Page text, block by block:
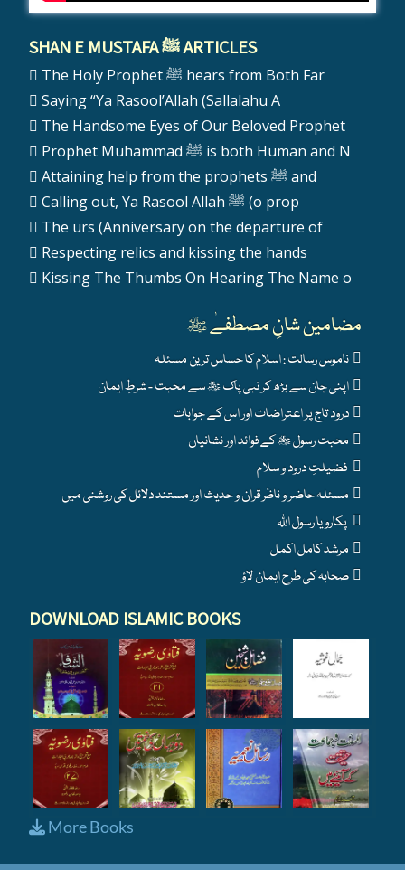
SHAN E MUSTAFA ﷺ ARTICLES
The Holy Prophet ﷺ hears from Both Far
Saying “Ya Rasool’Allah (Sallalahu A
The Handsome Eyes of Our Beloved Prophet
Prophet Muhammad ﷺ is both Human and N
Attaining help from the prophets ﷺ and
Calling out, Ya Rasool Allah ﷺ (o prop
The urs (Anniversary on the departure of
Respecting relics and kissing the hands
Kissing The Thumbs On Hearing The Name o
مضامین شانِ مصطفےٰ ﷺ
DOWNLOAD ISLAMIC BOOKS
More Books